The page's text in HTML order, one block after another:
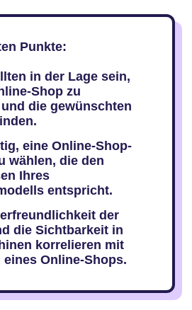
Punkte:
in der Lage sein,
Shop zu
die gewünschten
eine Online-Shop-
wählen, die den
Ihres
entspricht.
der
die Sichtbarkeit in
korrelieren mit
Online-Shops.